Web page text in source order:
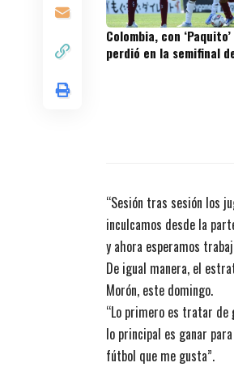
Colombia, con
perdió en la semifinal
“Sesión tras sesión los
inculcamos desde la
y ahora esperamos
De igual manera, el
Morón, este domingo.
“Lo primero es tratar de
lo principal es ganar
fútbol que me gusta”.